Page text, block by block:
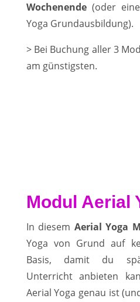
Wochenende(oder eine
Yoga Grundausbildung).
> Bei Buchung aller 3
am günstigsten.
Modul Aerial
In diesem Aerial Yoga
Yoga von Grund auf
Basis, damit du
Unterricht anbieten
Aerial Yoga genau ist